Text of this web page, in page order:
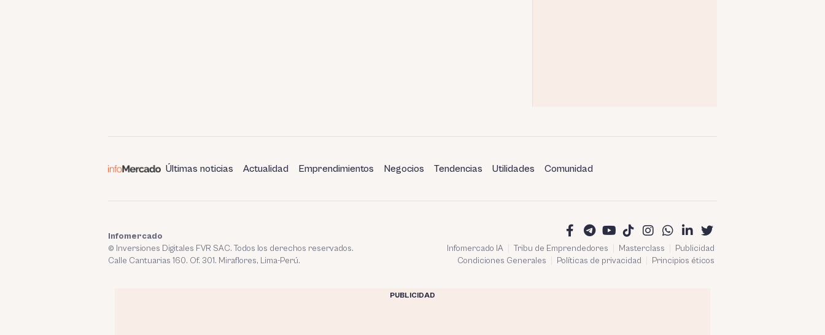
Últimas noticias Actualidad Emprendimientos Negocios Tendencias Utilidades Comunidad
Infomercado IA Tribu de Emprendedores Masterclass
Publicidad
Condiciones Generales
Políticas de privacidad Principios éticos
Infomercado
© Inversiones Digitales FVR SAC. Todos los derechos reservados.
Calle Cantuarias 160. Of. 301. Miraflores, Lima-Perú.
PUBLICIDAD